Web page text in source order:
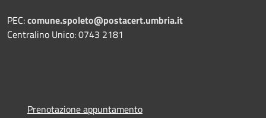
PEC:comune.spoleto@postacert.umbria.it
Centralino Unico: 0743 2181
Prenotazione appuntamento